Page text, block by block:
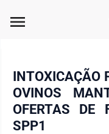
menu
INTOXICAÇÃO
OVINOS
OFERTAS DE
SPP1